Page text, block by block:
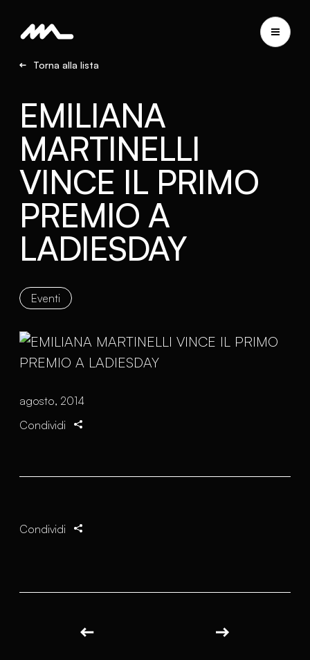
Torna alla lista
EMILIANA
MARTINELLI
VINCE IL PRIMO
PREMIO A
LADIESDAY
Eventi
agosto, 2014
Condividi
Condividi